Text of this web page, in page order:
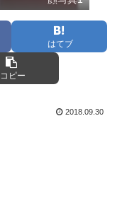
はてブ
コピー
2018.09.30